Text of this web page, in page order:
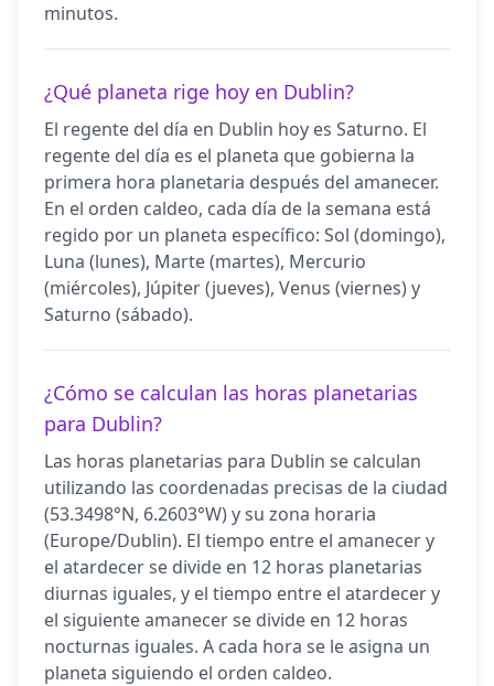
minutos.
¿Qué planeta rige hoy en Dublin?
El regente del día en Dublin hoy es Saturno. El
regente del día es el planeta que gobierna la
primera hora planetaria después del amanecer.
En el orden caldeo, cada día de la semana está
regido por un planeta específico: Sol (domingo),
Luna (lunes), Marte (martes), Mercurio
(miércoles), Júpiter (jueves), Venus (viernes) y
Saturno (sábado).
¿Cómo se calculan las horas planetarias
para Dublin?
Las horas planetarias para Dublin se calculan
utilizando las coordenadas precisas de la ciudad
(53.3498°N, 6.2603°W) y su zona horaria
(Europe/Dublin). El tiempo entre el amanecer y
el atardecer se divide en 12 horas planetarias
diurnas iguales, y el tiempo entre el atardecer y
el siguiente amanecer se divide en 12 horas
nocturnas iguales. A cada hora se le asigna un
planeta siguiendo el orden caldeo.